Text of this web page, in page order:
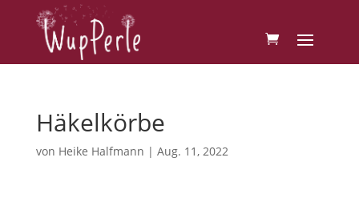
Häkelkörbe
von Heike Halfmann | Aug. 11, 2022